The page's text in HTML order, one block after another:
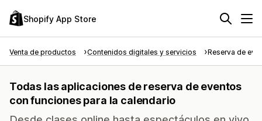
Shopify App Store
Venta de productos Contenidos digitales y servicios Reserva de
Todas las aplicaciones de reserva de eventos
con funciones para la calendario